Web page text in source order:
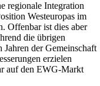
regionale Integration
Westeuropas im
Offenbar ist dies aber
die übrigen
der Gemeinschaft
erzielen
auf den EWG-Markt